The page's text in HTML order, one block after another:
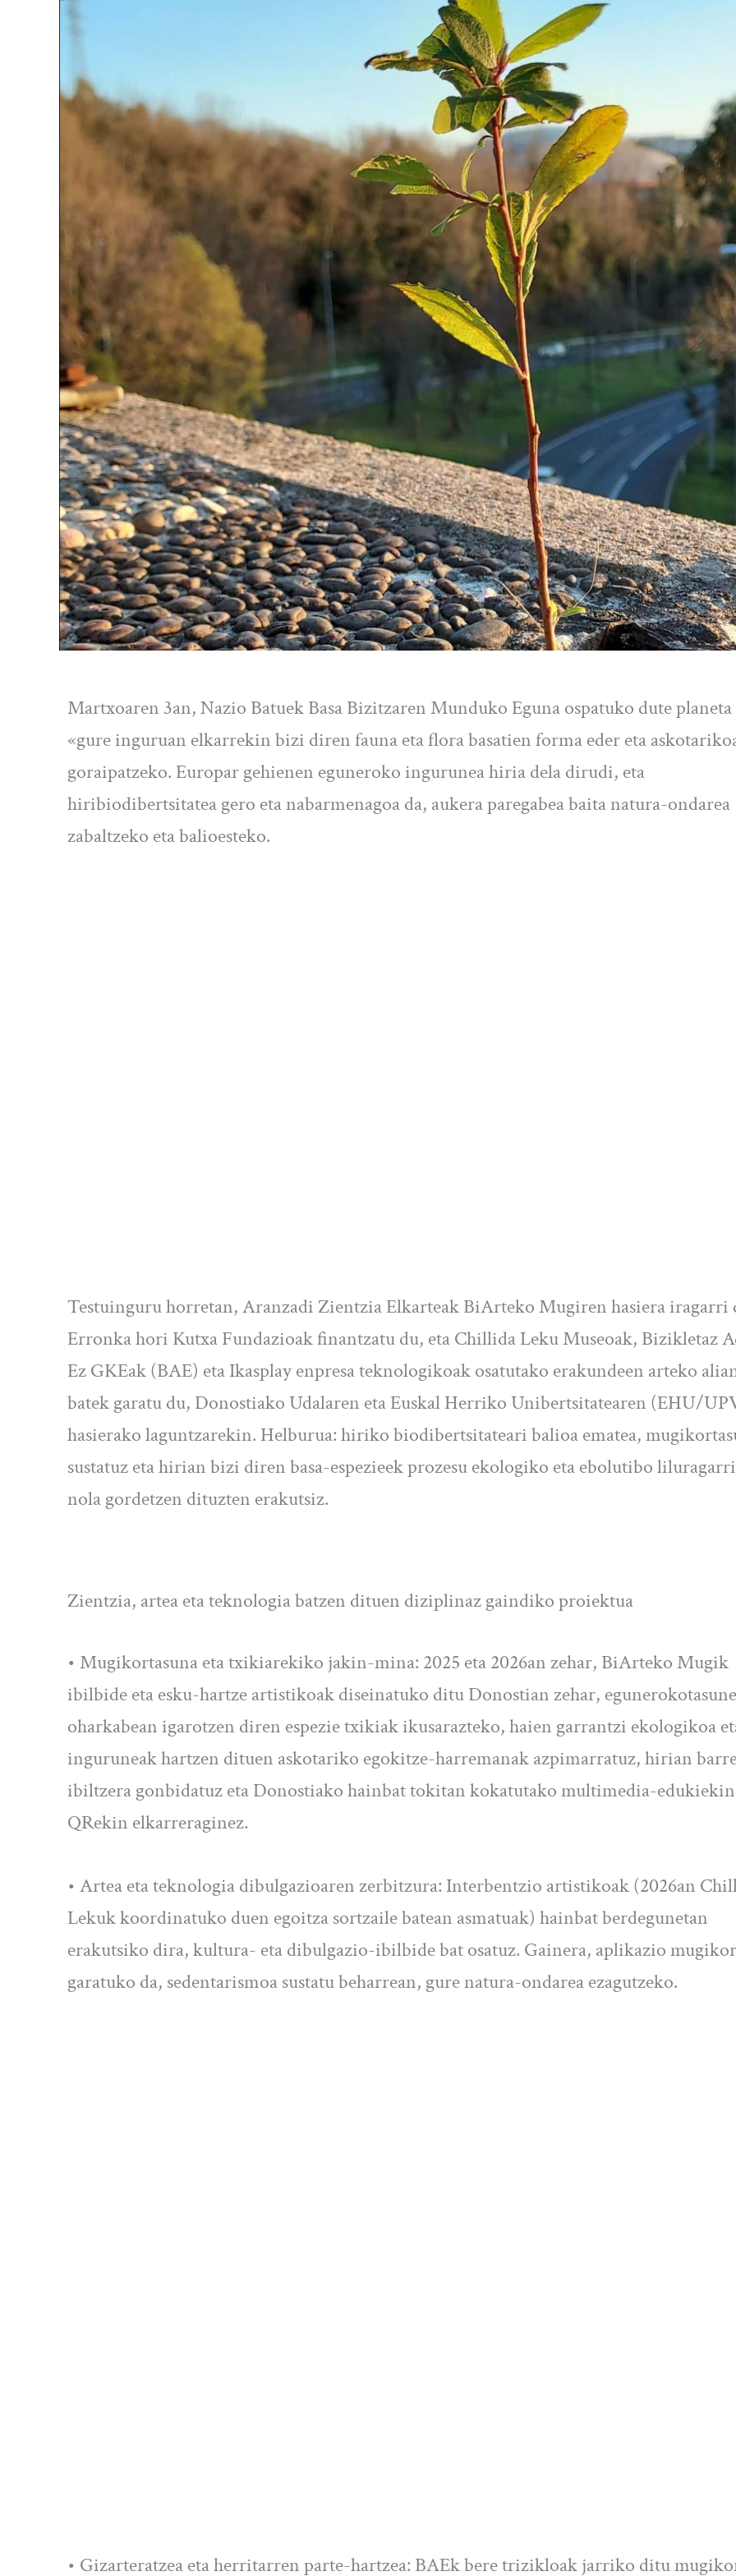
Martxoaren 3an, Nazio Batuek Basa Bizitzaren Munduko Eguna ospatuko dute planeta
«gure inguruan elkarrekin bizi diren fauna eta flora basatien forma eder eta
goraipatzeko. Europar gehienen eguneroko ingurunea hiria dela dirudi, eta
hiribiodibertsitatea gero eta nabarmenagoa da, aukera paregabea baita natura-ondarea
zabaltzeko eta balioesteko.
Testuinguru horretan, Aranzadi Zientzia Elkarteak BiArteko Mugiren hasiera iragarri
Erronka hori Kutxa Fundazioak finantzatu du, eta Chillida Leku Museoak, Bizikletaz
Ez GKEak (BAE) eta Ikasplay enpresa teknologikoak osatutako erakundeen arteko
batek garatu du, Donostiako Udalaren eta Euskal Herriko Unibertsitatearen (EHU/
hasierako laguntzarekin. Helburua: hiriko biodibertsitateari balioa ematea,
sustatuz eta hirian bizi diren basa-espezieek prozesu ekologiko eta ebolutibo
nola gordetzen dituzten erakutsiz.
Zientzia, artea eta teknologia batzen dituen diziplinaz gaindiko proiektua
• Mugikortasuna eta txikiarekiko jakin-mina: 2025 eta 2026an zehar, BiArteko Mugik
ibilbide eta esku-hartze artistikoak diseinatuko ditu Donostian zehar,
oharkabean igarotzen diren espezie txikiak ikusarazteko, haien garrantzi ekologikoa
inguruneak hartzen dituen askotariko egokitze-harremanak azpimarratuz, hirian
ibiltzera gonbidatuz eta Donostiako hainbat tokitan kokatutako multimedia-
QRekin elkarreraginez.
• Artea eta teknologia dibulgazioaren zerbitzura: Interbentzio artistikoak (2026an
Lekuk koordinatuko duen egoitza sortzaile batean asmatuak) hainbat berdegunetan
erakutsiko dira, kultura- eta dibulgazio-ibilbide bat osatuz. Gainera, aplikazio
garatuko da, sedentarismoa sustatu beharrean, gure natura-ondarea ezagutzeko.
• Gizarteratzea eta herritarren parte-hartzea: BAEk bere trizikloak jarriko ditu